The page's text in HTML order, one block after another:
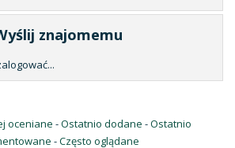
znajomemu
oceniane -Ostatnio dodane -Ostatnio
-Często oglądane